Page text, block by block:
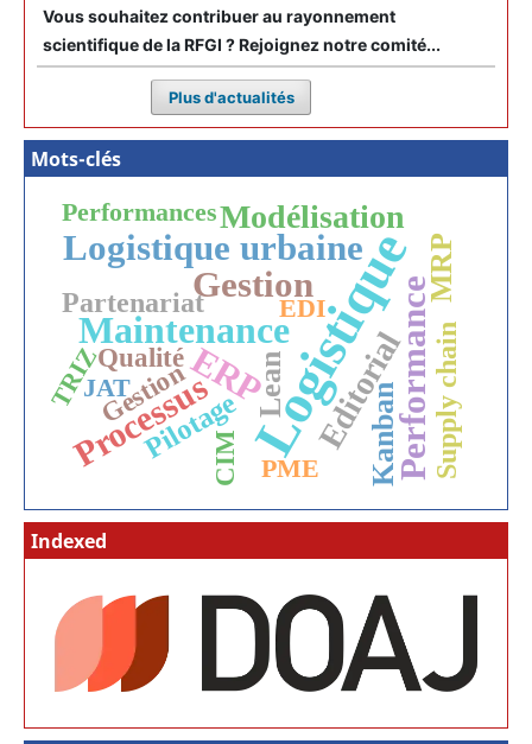
Vous souhaitez contribuer au rayonnement
scientifique de la RFGI ? Rejoignez notre comité...
Plus d'actualités
Mots-clés
Logistique
Maintenance
Gestion
ERP
Logistique urbaine
Performance
Processus Editorial
Modélisation
Kanban
MRP
Lean Supply chain
Partenariat
Pilotage
CIM
Gestion
Qualité
TRIZ
Performances
PME
EDI
JAT
Indexed